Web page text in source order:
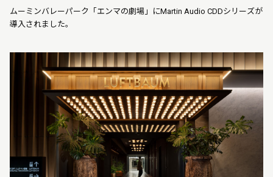
ムーミンバレーパーク「エンマの劇場」にMartin Audio CDDシリーズが
導入されました。